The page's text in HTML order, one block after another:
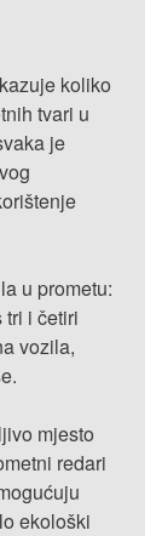
koliko
tvari u
je
u prometu:
i četiri
vozila,
mjesto
redari
ekološki